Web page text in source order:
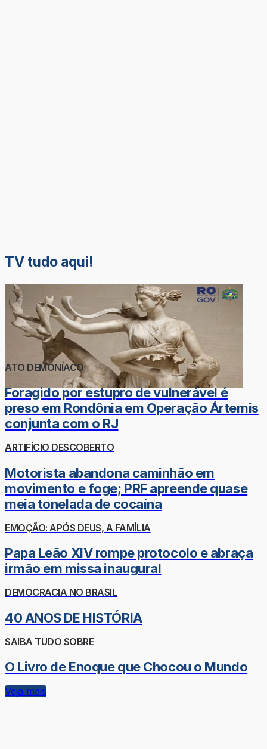
TV tudo aqui!
ATO DEMONÍACO
Foragido por estupro de vulnerável é
preso em Rondônia em Operação Ártemis
conjunta com o RJ
ARTIFÍCIO DESCOBERTO
Motorista abandona caminhão em
movimento e foge; PRF apreende quase
meia tonelada de cocaína
EMOÇÃO: APÓS DEUS, A FAMÍLIA
Papa Leão XIV rompe protocolo e abraça
irmão em missa inaugural
DEMOCRACIA NO BRASIL
40 ANOS DE HISTÓRIA
SAIBA TUDO SOBRE
O Livro de Enoque que Chocou o Mundo
Veja mais